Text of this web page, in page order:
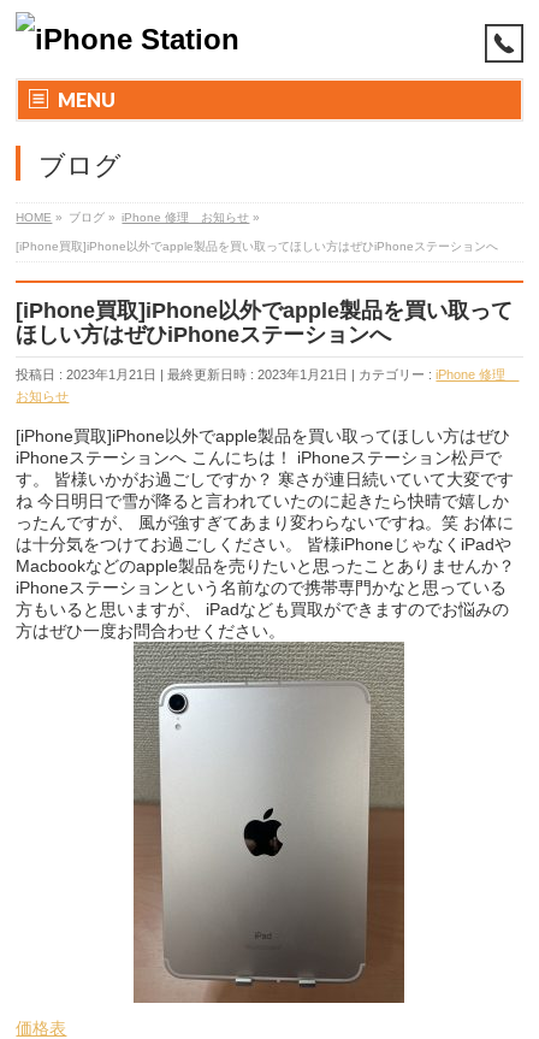
MENU
ブログ
HOME » ブログ » iPhone 修理 お知らせ »
[iPhone買取]iPhone以外でapple製品を買い取ってほしい方はぜひiPhoneステーションへ
[iPhone買取]iPhone以外でapple製品を買い取って
ほしい方はぜひiPhoneステーションへ
投稿日 : 2023年1月21日 最終更新日時 : 2023年1月21日 カテゴリー :iPhone 修理
お知らせ
[iPhone買取]iPhone以外でapple製品を買い取ってほしい方はぜひ
iPhoneステーションへ こんにちは！ iPhoneステーション松戸で
す。 皆様いかがお過ごしですか？ 寒さが連日続いていて大変です
ね 今日明日で雪が降ると言われていたのに起きたら快晴で嬉しか
ったんですが、 風が強すぎてあまり変わらないですね。笑 お体に
は十分気をつけてお過ごしください。 皆様iPhoneじゃなくiPadや
Macbookなどのapple製品を売りたいと思ったことありませんか？
iPhoneステーションという名前なので携帯専門かなと思っている
方もいると思いますが、 iPadなども買取ができますのでお悩みの
方はぜひ一度お問合わせください。
価格表